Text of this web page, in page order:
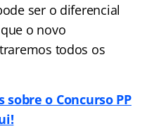
ser o diferencial
o novo
todos os
o Concurso PP